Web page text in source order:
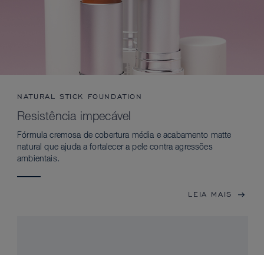
NATURAL STICK FOUNDATION
Resistência impecável
Fórmula cremosa de cobertura média e acabamento matte
natural que ajuda a fortalecer a pele contra agressões
ambientais.
LEIA MAIS